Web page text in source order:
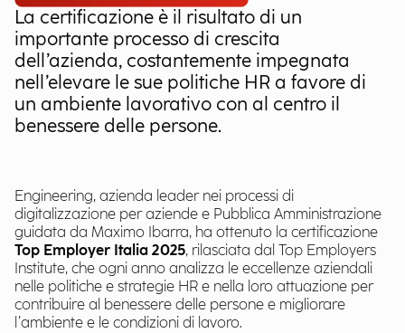
La certificazione è il risultato di un
importante processo di crescita
dell’azienda, costantemente impegnata
nell’elevare le sue politiche HR a favore di
un ambiente lavorativo con al centro il
benessere delle persone.
Engineering, azienda leader nei processi di
digitalizzazione per aziende e Pubblica Amministrazione
guidata da Maximo Ibarra, ha ottenuto la certificazione
Top Employer Italia 2025, rilasciata dal Top Employers
Institute, che ogni anno analizza le eccellenze aziendali
nelle politiche e strategie HR e nella loro attuazione per
contribuire al benessere delle persone e migliorare
l’ambiente e le condizioni di lavoro.